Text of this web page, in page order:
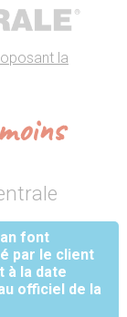
la
moins
font
par le client
à la date
officiel de la